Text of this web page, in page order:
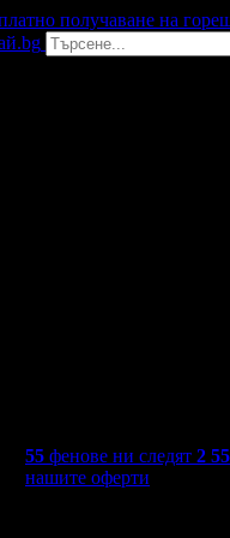
получаване на
55 фенове ни следят 2
нашите оферти